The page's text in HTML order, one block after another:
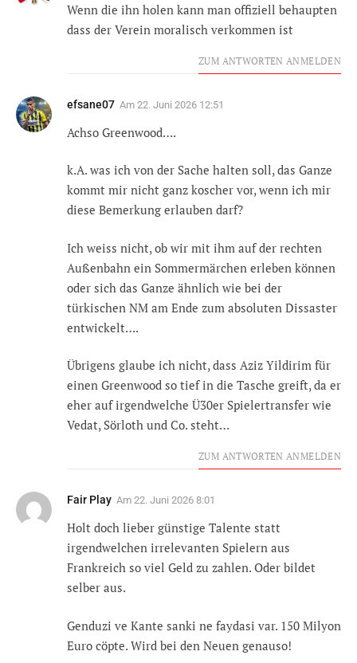
Wenn die ihn holen kann man offiziell behaupten
dass der Verein moralisch verkommen ist
ZUM ANTWORTEN ANMELDEN
efsane07 Am 22. Juni 2026 12:51
Achso Greenwood….
k.A. was ich von der Sache halten soll, das Ganze
kommt mir nicht ganz koscher vor, wenn ich mir
diese Bemerkung erlauben darf?
Ich weiss nicht, ob wir mit ihm auf der rechten
Außenbahn ein Sommermärchen erleben können
oder sich das Ganze ähnlich wie bei der
türkischen NM am Ende zum absoluten Dissaster
entwickelt….
Übrigens glaube ich nicht, dass Aziz Yildirim für
einen Greenwood so tief in die Tasche greift, da er
eher auf irgendwelche Ü30er Spielertransfer wie
Vedat, Sörloth und Co. steht…
ZUM ANTWORTEN ANMELDEN
Fair Play Am 22. Juni 2026 8:01
Holt doch lieber günstige Talente statt
irgendwelchen irrelevanten Spielern aus
Frankreich so viel Geld zu zahlen. Oder bildet
selber aus.
Genduzi ve Kante sanki ne faydasi var. 150 Milyon
Euro cöpte. Wird bei den Neuen genauso!